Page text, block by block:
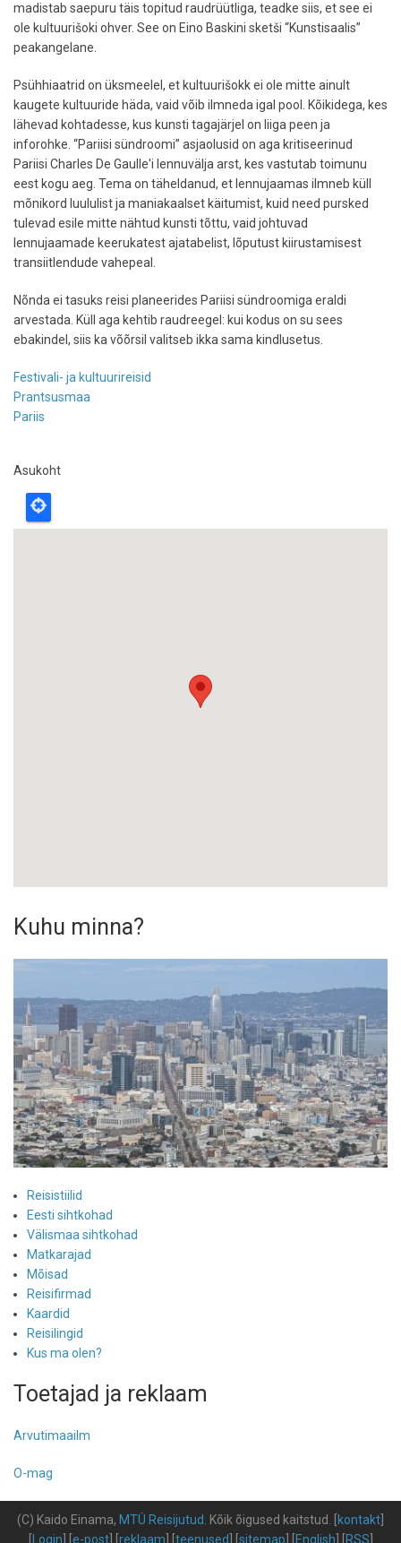
madistab saepuru täis topitud raudrüütliga, teadke siis, et see ei
ole kultuurišoki ohver. See on Eino Baskini sketši “Kunstisaalis”
peakangelane.
Psühhiaatrid on üksmeelel, et kultuurišokk ei ole mitte ainult
kaugete kultuuride häda, vaid võib ilmneda igal pool. Kõikidega, kes
lähevad kohtadesse, kus kunsti tagajärjel on liiga peen ja
inforohke. “Pariisi sündroomi” asjaolusid on aga kritiseerinud
Pariisi Charles De Gaulle'i lennuvälja arst, kes vastutab toimunu
eest kogu aeg. Tema on täheldanud, et lennujaamas ilmneb küll
mõnikord luululist ja maniakaalset käitumist, kuid need pursked
tulevad esile mitte nähtud kunsti tõttu, vaid johtuvad
lennujaamade keerukatest ajatabelist, lõputust kiirustamisest
transiitlendude vahepeal.
Nõnda ei tasuks reisi planeerides Pariisi sündroomiga eraldi
arvestada. Küll aga kehtib raudreegel: kui kodus on su sees
ebakindel, siis ka võõrsil valitseb ikka sama kindlusetus.
Festivali- ja kultuurireisid
Prantsusmaa
Pariis
Asukoht
Kuhu minna?
Reisistiilid
Eesti sihtkohad
Välismaa sihtkohad
Matkarajad
Mõisad
Reisifirmad
Kaardid
Reisilingid
Kus ma olen?
Toetajad ja reklaam
Arvutimaailm
O-mag
(C) Kaido Einama, MTÜ Reisijutud. Kõik õigused kaitstud. kontakt
Login e-post] [ reklaam teenused sitemap English RSS